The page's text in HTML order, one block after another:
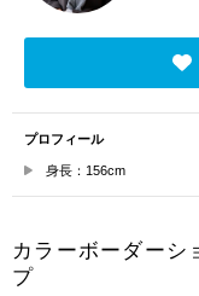
プロフィール
身長：156cm
カラーボーダーシ
プ